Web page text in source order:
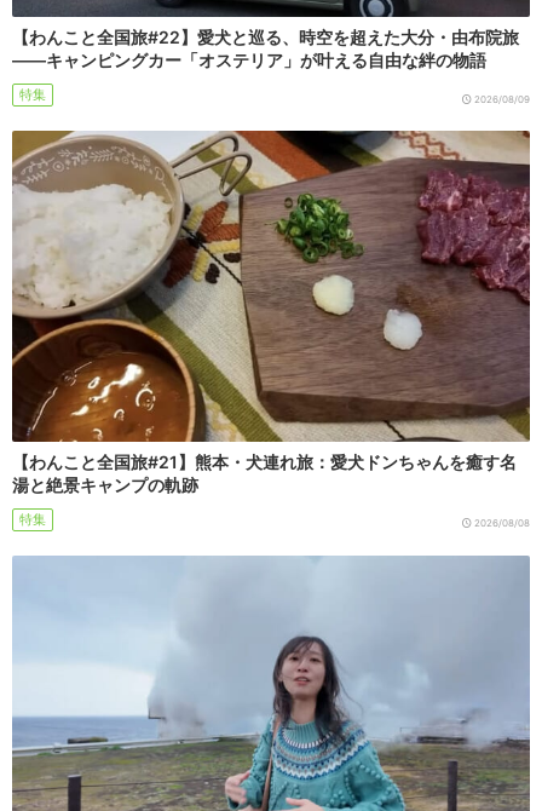
【わんこと全国旅#22】愛犬と巡る、時空を超えた大分・由布院旅
――キャンピングカー「オステリア」が叶える自由な絆の物語
特集 2026/08/09
【わんこと全国旅#21】熊本・犬連れ旅：愛犬ドンちゃんを癒す名
湯と絶景キャンプの軌跡
特集 2026/08/08